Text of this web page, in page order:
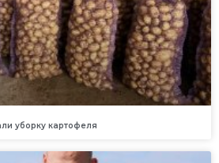
уборку картофеля